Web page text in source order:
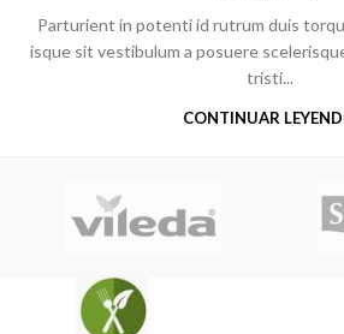
Parturient in potenti id rutrum duis
isque sit vestibulum a posuere
tristi...
CONTINUAR